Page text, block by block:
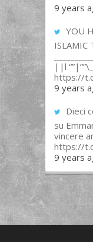
9 years
YOU
ISLAMIC
||l
https://
9 years
Dieci
su
vincere
https://
9 years